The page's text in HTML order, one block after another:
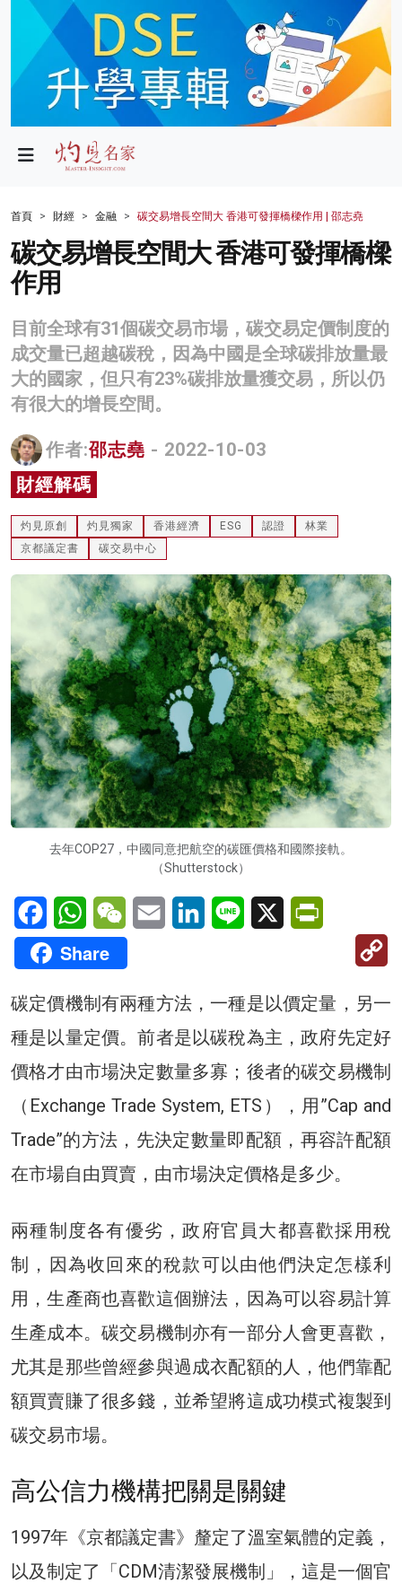
政局
財經
生活
健康
商業
科技
影片
灼見活動
關於我們
首頁 財經 金融 碳交易增長空間大 香港可發揮橋樑作用 | 邵志堯
碳交易增長空間大 香港可發揮橋樑
作用
目前全球有31個碳交易市場，碳交易定價制度的
成交量已超越碳稅，因為中國是全球碳排放量最
大的國家，但只有23%碳排放量獲交易，所以仍
有很大的增長空間。
作者:邵志堯 - 2022-10-03
財經解碼
灼見原創 灼見獨家 香港經濟 ESG 認證
林業
京都議定書
碳交易中心
去年COP27，中國同意把航空的碳匯價格和國際接軌。
（Shutterstock）
FacebookWhatsAppWeChatEmail LinkedInLine X
Share
碳定價機制有兩種方法，一種是以價定量，另一
種是以量定價。前者是以碳稅為主，政府先定好
價格才由市場決定數量多寡；後者的碳交易機制
（Exchange Trade System, ETS），用”Cap and
Trade”的方法，先決定數量即配額，再容許配額
在市場自由買賣，由市場決定價格是多少。
兩種制度各有優劣，政府官員大都喜歡採用稅
制，因為收回來的稅款可以由他們決定怎樣利
用，生產商也喜歡這個辦法，因為可以容易計算
生產成本。碳交易機制亦有一部分人會更喜歡，
尤其是那些曾經參與過成衣配額的人，他們靠配
額買賣賺了很多錢，並希望將這成功模式複製到
碳交易市場。
高公信力機構把關是關鍵
1997年《京都議定書》釐定了溫室氣體的定義，
以及制定了「CDM清潔發展機制」，這是一個官